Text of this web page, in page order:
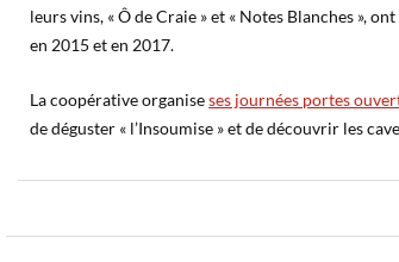
leurs vins, « Ô de Craie » et « Notes Blanches »,
en 2015 et en 2017.
La coopérative organiseses journées portes
de déguster « l’Insoumise » et de découvrir les